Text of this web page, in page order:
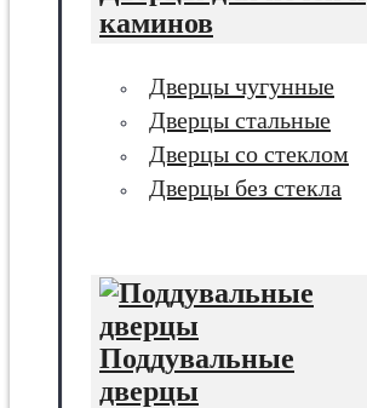
каминов
Дверцы чугунные
Дверцы стальные
Дверцы со стеклом
Дверцы без стекла
Поддувальные
дверцы